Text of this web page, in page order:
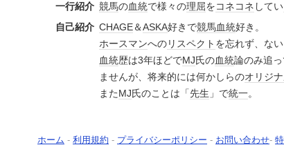
一行紹介 競馬の血統で様々の理屈をコネコネ してい
自己紹介 CHAGE＆ASKA好きで競馬血統好き。
ホースマンへのリスペクト を忘れず、ない
血統歴は3年ほどでMJ氏の血統論のみ追
ませんが、将来的には何かしらのオリジ
またMJ氏のことは「先生 」で統一。
ホーム - 利用規約 - プライバシーポリシー - お問い合わせ-